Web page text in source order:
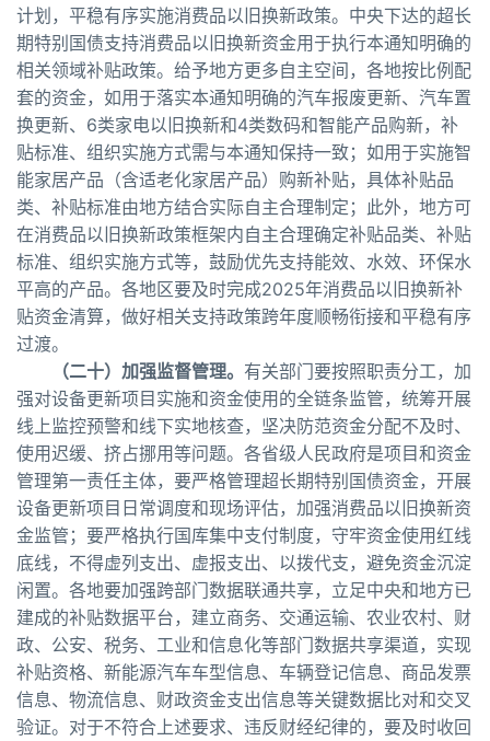
计划，平稳有序实施消费品以旧换新政策。中央下达的超长
期特别国债支持消费品以旧换新资金用于执行本通知明确的
相关领域补贴政策。给予地方更多自主空间，各地按比例配
套的资金，如用于落实本通知明确的汽车报废更新、汽车置
换更新、6类家电以旧换新和4类数码和智能产品购新，补
贴标准、组织实施方式需与本通知保持一致；如用于实施智
能家居产品（含适老化家居产品）购新补贴，具体补贴品
类、补贴标准由地方结合实际自主合理制定；此外，地方可
在消费品以旧换新政策框架内自主合理确定补贴品类、补贴
标准、组织实施方式等，鼓励优先支持能效、水效、环保水
平高的产品。各地区要及时完成2025年消费品以旧换新补
贴资金清算，做好相关支持政策跨年度顺畅衔接和平稳有序
过渡。
（二十）加强监督管理。 有关部门要按照职责分工，加
强对设备更新项目实施和资金使用的全链条监管，统筹开展
线上监控预警和线下实地核查，坚决防范资金分配不及时、
使用迟缓、挤占挪用等问题。各省级人民政府是项目和资金
管理第一责任主体，要严格管理超长期特别国债资金，开展
设备更新项目日常调度和现场评估，加强消费品以旧换新资
金监管；要严格执行国库集中支付制度，守牢资金使用红线
底线，不得虚列支出、虚报支出、以拨代支，避免资金沉淀
闲置。各地要加强跨部门数据联通共享，立足中央和地方已
建成的补贴数据平台，建立商务、交通运输、农业农村、财
政、公安、税务、工业和信息化等部门数据共享渠道，实现
补贴资格、新能源汽车车型信息、车辆登记信息、商品发票
信息、物流信息、财政资金支出信息等关键数据比对和交叉
验证。对于不符合上述要求、违反财经纪律的，要及时收回